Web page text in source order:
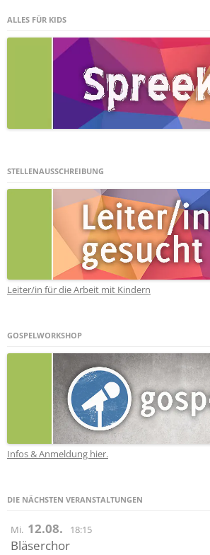
ALLES FÜR KIDS
STELLENAUSSCHREIBUNG
Leiter/in für die Arbeit mit Kindern
GOSPELWORKSHOP
Infos & Anmeldung hier.
DIE NÄCHSTEN VERANSTALTUNGEN
Mi. 12.08. 18:15
Bläserchor